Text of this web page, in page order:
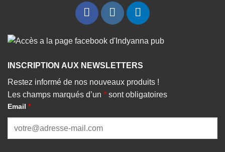
INSCRIPTION AUX NEWSLETTERS
Restez informé de nos nouveaux produits !
Les champs marqués d’un * sont obligatoires
Email *